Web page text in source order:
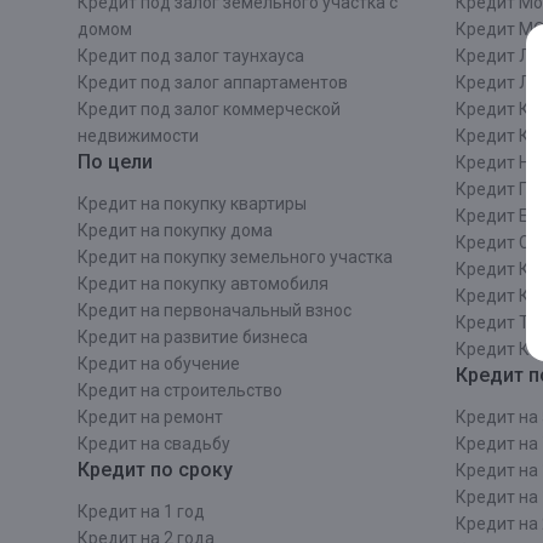
домом
Кредит под залог таунхауса
Кредит под залог аппартаментов
Кредит под залог коммерческой
недвижимости
По цели
Кредит на покупку квартиры
Кредит на покупку дома
Кредит на покупку земельного участка
Кредит на покупку автомобиля
Кредит на первоначальный взнос
Кредит на развитие бизнеса
Кредит на обучение
Кредит на строительcтво
Кредит на ремонт
Кредит на свадьбу
Кредит по сроку
Кредит на 1 год
Кредит на 2 года
Кредит
Кредит
Кредит ЛО
Кредит
Кредит
Кредит
Кредит
Кредит
Кредит
Кредит
Кредит
Кредит
Кредит
Кредит
Кредит на
Кредит на
Кредит на
Кредит на
Кредит на